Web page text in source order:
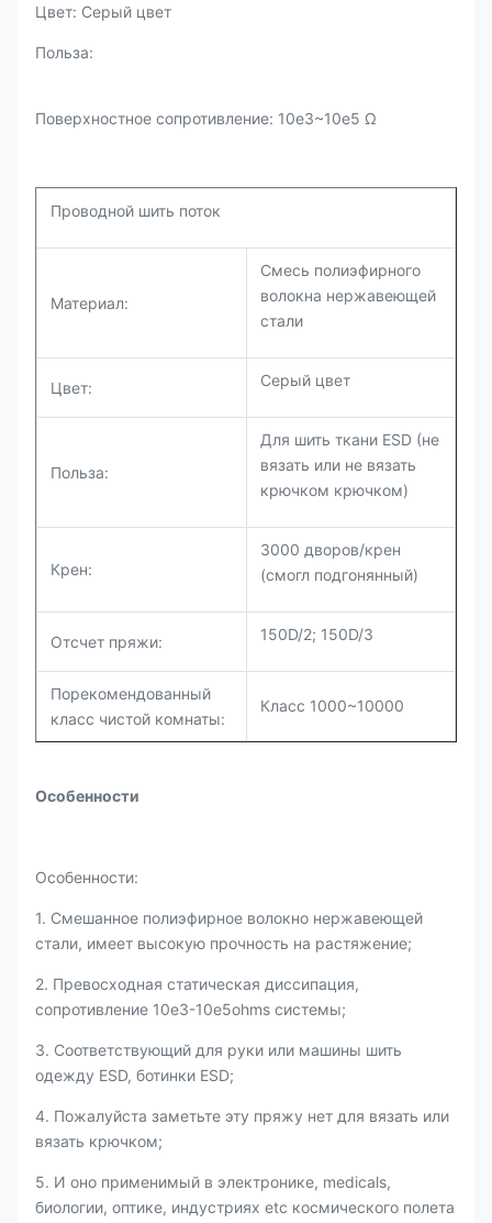
Цвет: Серый цвет
Польза:
Поверхностное сопротивление: 10e3~10e5 Ω
Проводной шить поток
Материал:
Смесь полиэфирного
волокна нержавеющей
стали
Цвет: Серый цвет
Польза:
Для шить ткани ESD (не
вязать или не вязать
крючком крючком)
Крен:
3000 дворов/крен
(смогл подгонянный)
Отсчет пряжи: 150D/2; 150D/3
Порекомендованный
класс чистой комнаты:
Класс 1000~10000
Особенности
Особенности:
1. Смешанное полиэфирное волокно нержавеющей
стали, имеет высокую прочность на растяжение;
2. Превосходная статическая диссипация,
сопротивление 10e3-10e5ohms системы;
3. Соответствующий для руки или машины шить
одежду ESD, ботинки ESD;
4. Пожалуйста заметьте эту пряжу нет для вязать или
вязать крючком;
5. И оно применимый в электронике, medicals,
биологии, оптике, индустриях etc космического полета